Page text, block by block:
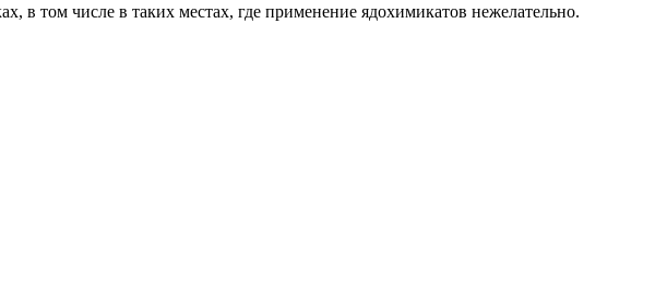
в том числе в таких местах, где применение ядохимикатов нежелательно.